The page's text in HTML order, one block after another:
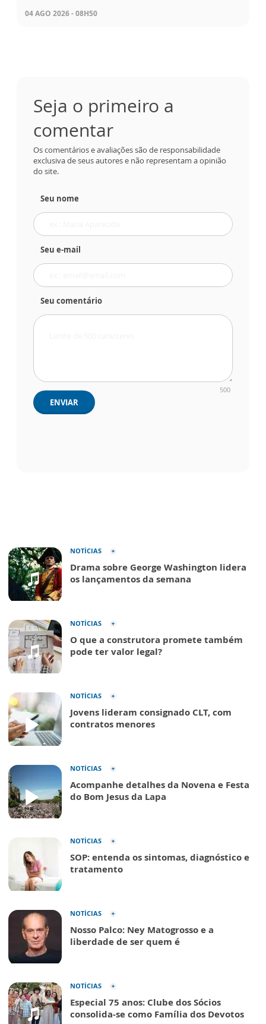
04 AGO 2026 - 08H50
Seja o primeiro a
comentar
Os comentários e avaliações são de responsabilidade
exclusiva de seus autores e não representam a opinião
do site.
Seu nome
Seu e-mail
Seu comentário
500
ENVIAR
NOTÍCIAS
Drama sobre George Washington lidera
os lançamentos da semana
NOTÍCIAS
O que a construtora promete também
pode ter valor legal?
NOTÍCIAS
Jovens lideram consignado CLT, com
contratos menores
NOTÍCIAS
Acompanhe detalhes da Novena e Festa
do Bom Jesus da Lapa
NOTÍCIAS
SOP: entenda os sintomas, diagnóstico e
tratamento
NOTÍCIAS
Nosso Palco: Ney Matogrosso e a
liberdade de ser quem é
NOTÍCIAS
Especial 75 anos: Clube dos Sócios
consolida-se como Família dos Devotos